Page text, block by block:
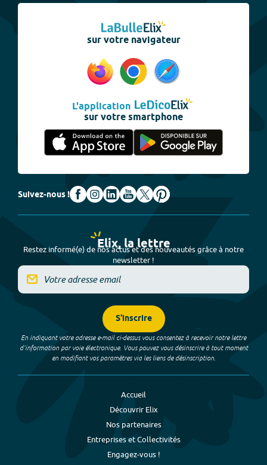
sur votre navigateur
L'application
sur votre smartphone
Suivez-nous !
Elix, la lettre
Restez informé(e) de nos actus et des nouveautés grâce à notre
newsletter !
S'inscrire
En indiquant votre adresse e-mail ci-dessus vous consentez à recevoir notre lettre
d’information par voie électronique. Vous pouvez vous désinscrire à tout moment
en modifiant vos paramètres via les liens de désinscription.
Accueil
Découvrir Elix
Nos partenaires
Entreprises et Collectivités
Engagez-vous !